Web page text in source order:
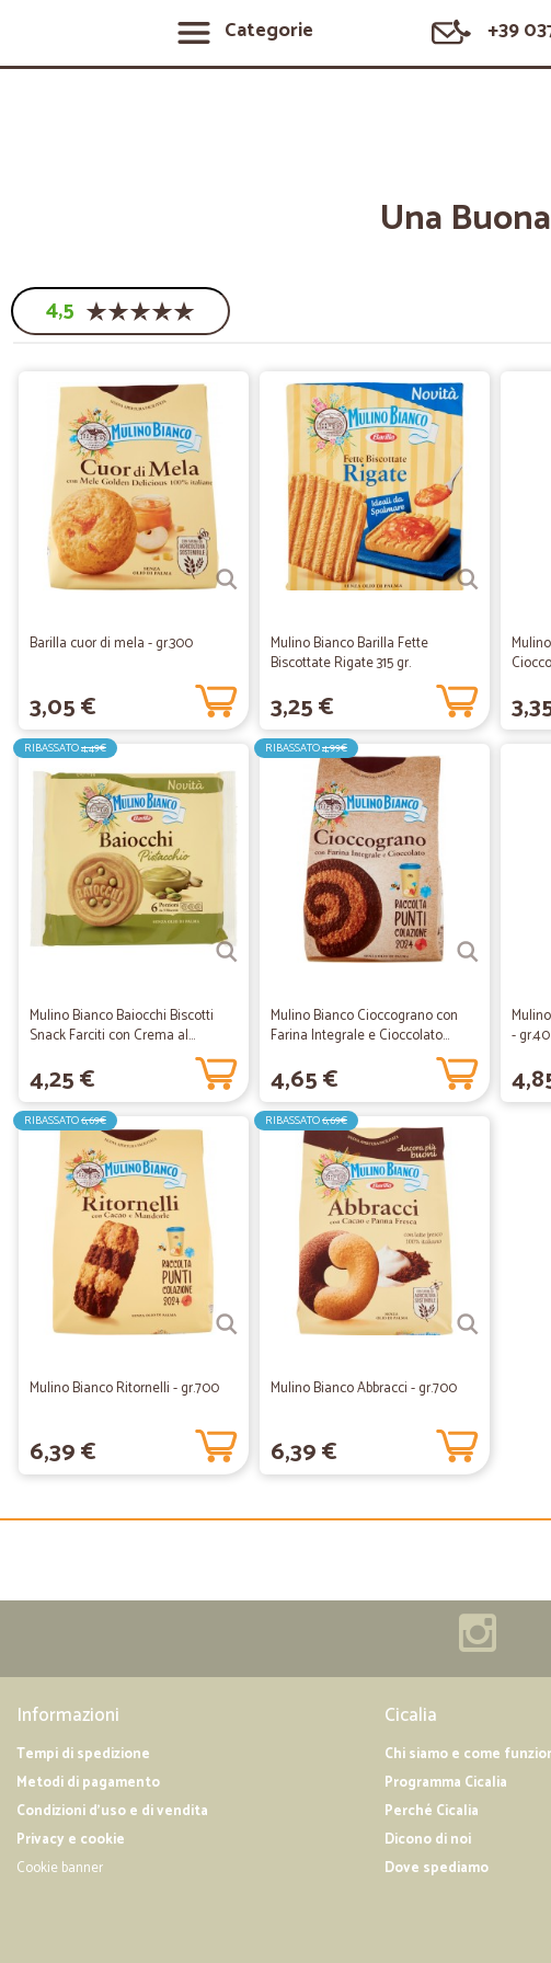
Categorie +39
Una
4,5
Barilla cuor di mela - gr.300
3,05 €
Mulino Bianco Barilla Fette
Biscottate Rigate 315 gr.
3,25 €
RIBASSATO4,49€
Mulino Bianco Baiocchi Biscotti
Snack Farciti con Crema al...
4,25 €
RIBASSATO4,99€
Mulino Bianco Cioccograno con
Farina Integrale e Cioccolato...
4,65 €
-
RIBASSATO6,69€
Mulino Bianco Ritornelli - gr.700
6,39 €
RIBASSATO6,69€
Mulino Bianco Abbracci - gr.700
6,39 €
Informazioni
Tempi di spedizione
Metodi di pagamento
Condizioni d'uso e di vendita
Privacy e cookie
Cookie banner
Cicalia
Chi siamo e come
Programma Cicalia
Perché Cicalia
Dicono di noi
Dove spediamo